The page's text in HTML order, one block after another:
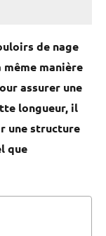
de nage
manière
assurer une
longueur, il
une structure
que